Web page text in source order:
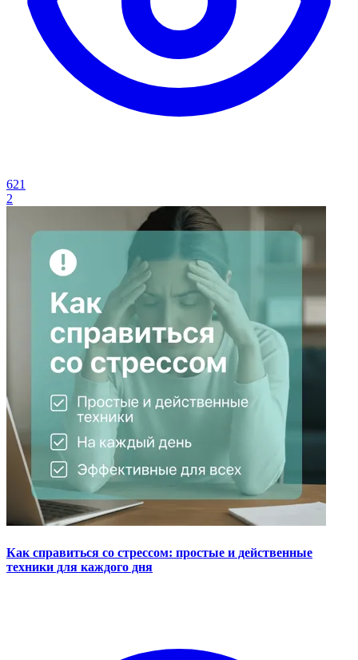
621
2
Как справиться со стрессом: простые и действенные
техники для каждого дня